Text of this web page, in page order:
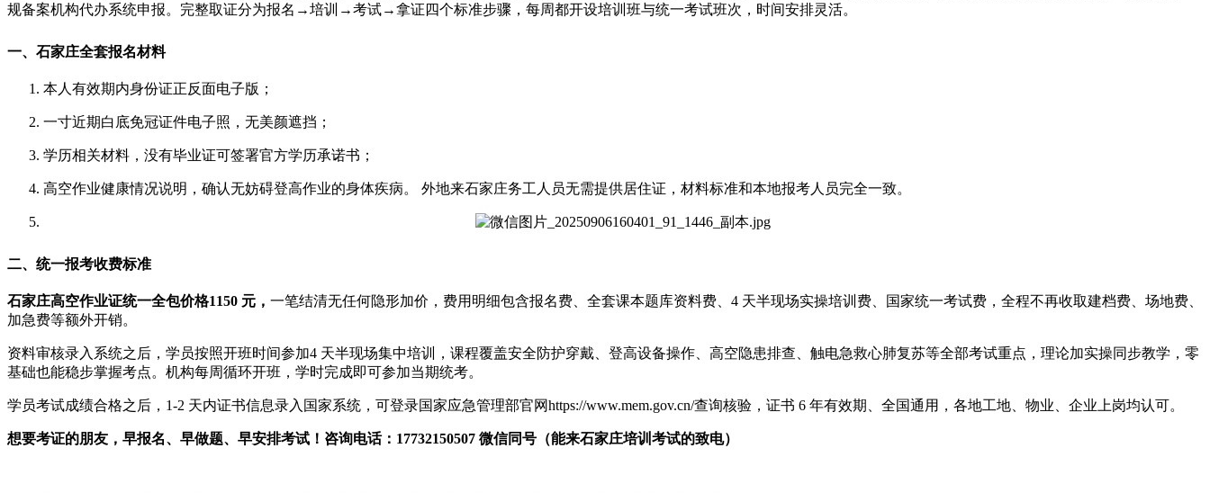
规备案机构代办系统申报。完整取证分为报名→培训→考试→拿证四个标准步骤，每周都开设培训班与统一考试班次，时间安排灵活。
一、石家庄全套报名材料
本人有效期内身份证正反面电子版；
一寸近期白底免冠证件电子照，无美颜遮挡；
学历相关材料，没有毕业证可签署官方学历承诺书；
高空作业健康情况说明，确认无妨碍登高作业的身体疾病。 外地来石家庄务工人员无需提供居住证，材料标准和本地报考人员完全一致。
二、统一报考收费标准
石家庄高空作业证统一全包价格1150 元， 一笔结清无任何隐形加价，费用明细包含报名费、全套课本题库资料费、4 天半现场实操培训费、国家统一考试费，全程不再收取建档费、场地费、
加急费等额外开销。
资料审核录入系统之后，学员按照开班时间参加4 天半现场集中培训，课程覆盖安全防护穿戴、登高设备操作、高空隐患排查、触电急救心肺复苏等全部考试重点，理论加实操同步教学，零
基础也能稳步掌握考点。机构每周循环开班，学时完成即可参加当期统考。
学员考试成绩合格之后，1-2 天内证书信息录入国家系统，可登录国家应急管理部官网https://www.mem.gov.cn/查询核验，证书 6 年有效期、全国通用，各地工地、物业、企业上岗均认可。
想要考证的朋友，早报名、早做题、早安排考试！咨询电话：17732150507 微信同号（能来石家庄培训考试的致电）